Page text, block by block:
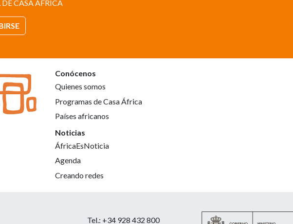
CASA ÁFRICA
Conócenos
Quienes somos
Programas de Casa África
Países africanos
Noticias
ÁfricaEsNoticia
Agenda
Creando redes
Tel.: +34 928 432 800